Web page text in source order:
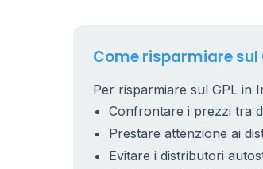
Come risparmiare sul
Per risparmiare sul GPL in
Confrontare i prezzi tra
Prestare attenzione ai
Evitare i distributori